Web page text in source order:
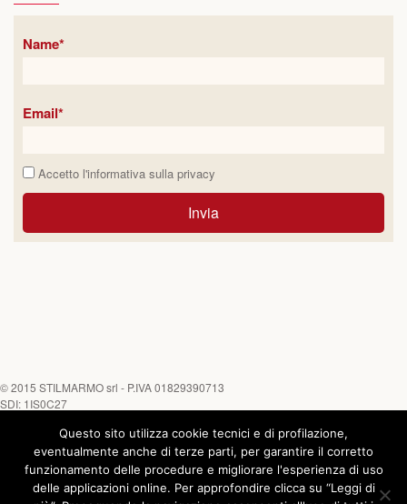
Name*
Email*
Accetto l'informativa sulla privacy
Invia
© 2015 STILMARMO srl - P.IVA 01829390713
SDI: 1IS0C27
Tel. +39 0882 645452 - Fax +39 0882 646170Chiamaci su
COOKIE|PRIVACY| Powered byAsernet
Questo sito utilizza cookie tecnici e di profilazione,
eventualmente anche di terze parti, per garantire il corretto
funzionamento delle procedure e migliorare l'esperienza di uso
delle applicazioni online. Per approfondire clicca su “Leggi di